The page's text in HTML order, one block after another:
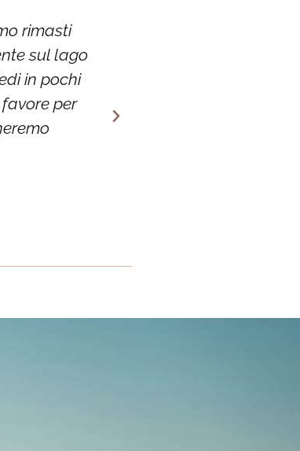
rimasti
sul lago
in pochi
per